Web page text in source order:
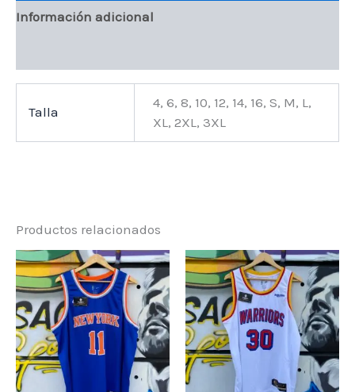
Información adicional
Talla
4, 6, 8, 10, 12, 14, 16, S, M, L,
XL, 2XL, 3XL
Productos relacionados